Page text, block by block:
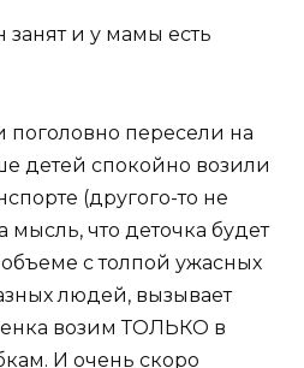
занят и у мамы есть
пересели на
детей спокойно возили
(другого-то не
мысль, что деточка будет
с толпой ужасных
людей, вызывает
возим ТОЛЬКО в
И очень скоро